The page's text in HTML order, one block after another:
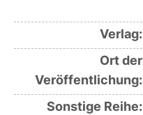
Verlag:
Ort der
Veröffentlichung:
Sonstige Reihe: